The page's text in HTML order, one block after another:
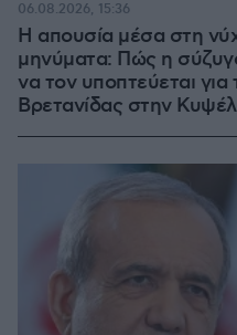
Η απουσία μέσα στη
μηνύματα: Πώς η
να τον υποπτεύεται
Βρετανίδας στην
06.08.2026, 15:36